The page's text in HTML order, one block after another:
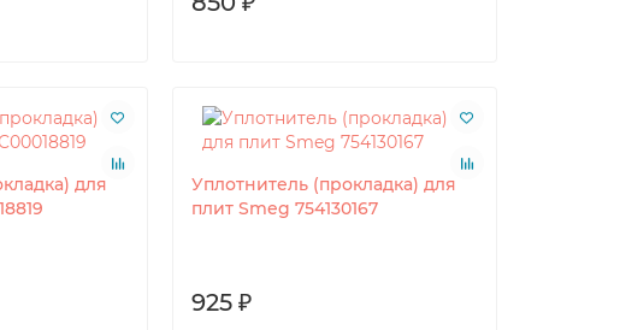
для
Уплотнитель (прокладка) для
плит Smeg 754130167
925 ₽